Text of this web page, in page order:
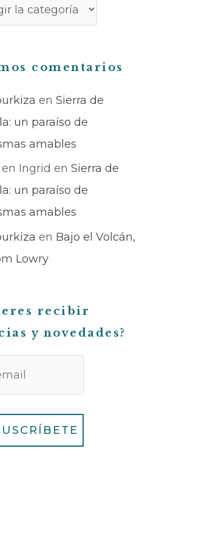
comentarios
en Sierra de
un paraíso de
amables
Ingrid en Sierra de
un paraíso de
amables
en Bajo el Volcán,
Lowry
recibir
y novedades?